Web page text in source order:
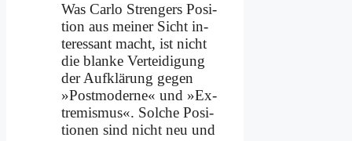
Was Car­lo Stren­gers Po­si­
ti­on aus mei­ner Sicht in­
ter­es­sant macht, ist nicht
die blan­ke Ver­tei­di­gung
der Auf­klä­rung ge­gen
»Post­mo­der­ne« und »Ex­
tre­mis­mus«. Sol­che Po­si­
tio­nen sind nicht neu und